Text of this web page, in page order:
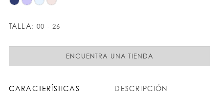
TALLA: 00 - 26
ENCUENTRA UNA TIENDA
CARACTERÍSTICAS DESCRIPCIÓN